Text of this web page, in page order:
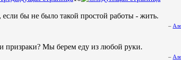
бы не было такой простой работы - жить.
–
призраки? Мы берем еду из любой руки.
–